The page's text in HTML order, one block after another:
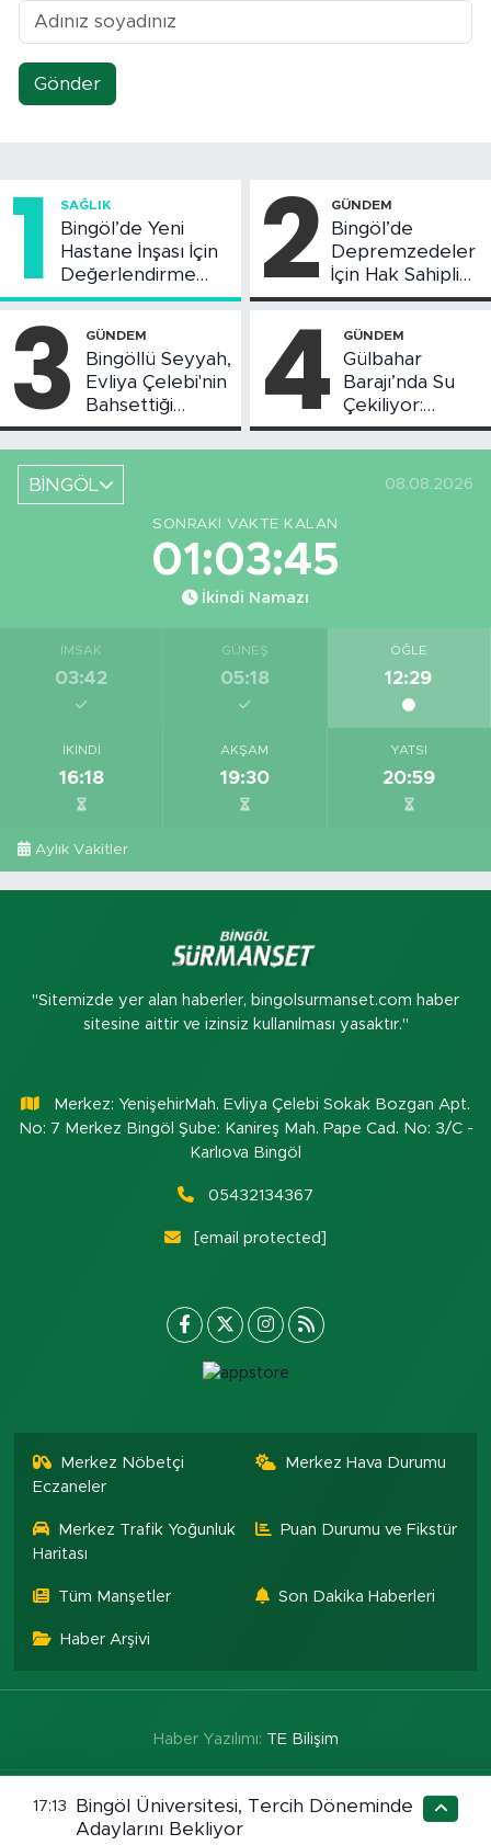
Gönder
1 SAĞLIK
Bingöl’de Yeni
Hastane İnşası İçin
Değerlendirme
Toplantısı Yapıldı
2 GÜNDEM
Bingöl’de
Depremzedeler
İçin Hak Sahipliği
Askı Süreci
3 GÜNDEM
Bingöllü Seyyah,
Evliya Çelebi'nin
Bahsettiği
Bingöl'deki O
Yeri Görüntüledi
4 GÜNDEM
Gülbahar
Barajı’nda Su
Çekiliyor:
Piknikçi Sayısı
Azaldı
BİNGÖL
08.08.2026
SONRAKI VAKTE KALAN
01:03:44
İkindi Namazı
İMSAK
03:42
GÜNEŞ
05:18
ÖĞLE
12:29
İKINDI
16:18
AKŞAM
19:30
YATSI
20:59
Aylık Vakitler
"Sitemizde yer alan haberler, bingolsurmanset.com haber
sitesine aittir ve izinsiz kullanılması yasaktır."
Merkez: YenişehirMah. Evliya Çelebi Sokak Bozgan Apt.
No: 7 Merkez Bingöl Şube: Kanireş Mah. Pape Cad. No: 3/C -
Karlıova Bingöl
05432134367
[email protected]
Merkez Nöbetçi
Eczaneler
Merkez Hava Durumu
Merkez Trafik Yoğunluk
Haritası
Puan Durumu ve Fikstür
Tüm Manşetler Son Dakika Haberleri
Haber Arşivi
Haber Yazılımı: TE Bilişim
17:13
Bingöl Üniversitesi, Tercih Döneminde
Adaylarını Bekliyor